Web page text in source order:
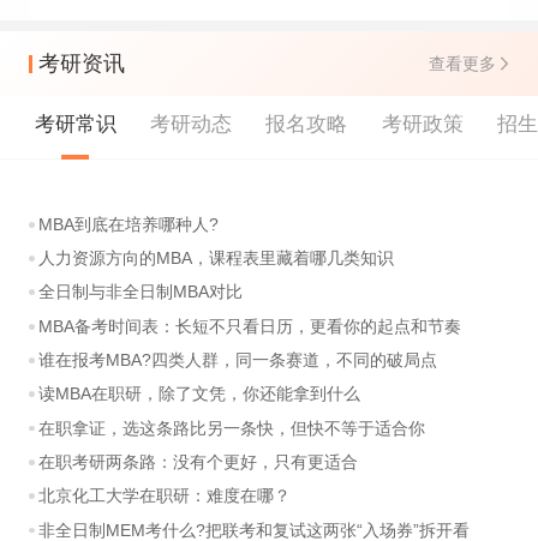
考研资讯 查看更多
考研常识 考研动态 报名攻略 考研政策 招
MBA到底在培养哪种人?
人力资源方向的MBA，课程表里藏着哪几类知识
全日制与非全日制MBA对比
MBA备考时间表：长短不只看日历，更看你的起点和节奏
谁在报考MBA?四类人群，同一条赛道，不同的破局点
读MBA在职研，除了文凭，你还能拿到什么
在职拿证，选这条路比另一条快，但快不等于适合你
在职考研两条路：没有个更好，只有更适合
北京化工大学在职研：难度在哪？
非全日制MEM考什么?把联考和复试这两张“入场券”拆开看